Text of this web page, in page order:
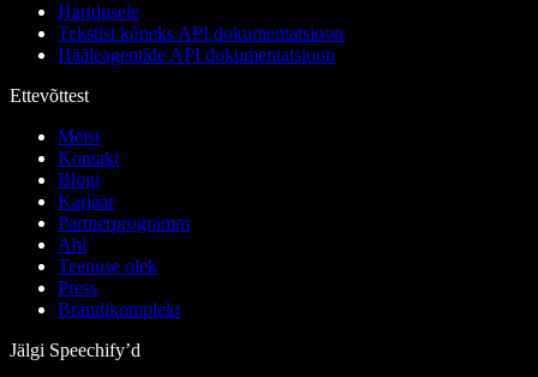
Haridusele
Tekstist kõneks API dokumentatsioon
Hääleagentide API dokumentatsioon
Ettevõttest
Meist
Kontakt
Blogi
Karjäär
Partnerprogramm
Abi
Teenuse olek
Press
Brändikomplekt
Jälgi Speechify’d